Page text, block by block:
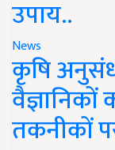
उपाय..
News
कृषि
तकनीकों